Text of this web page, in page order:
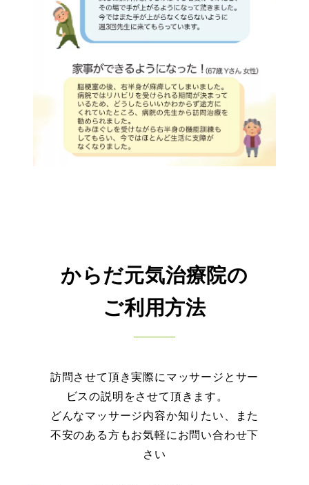
からだ元気治療院の
ご利用方法
訪問させて頂き実際にマッサージとサー
ビスの説明をさせて頂きます。
どんなマッサージ内容か知りたい、また
不安のある方もお気軽にお問い合わせ下
さい